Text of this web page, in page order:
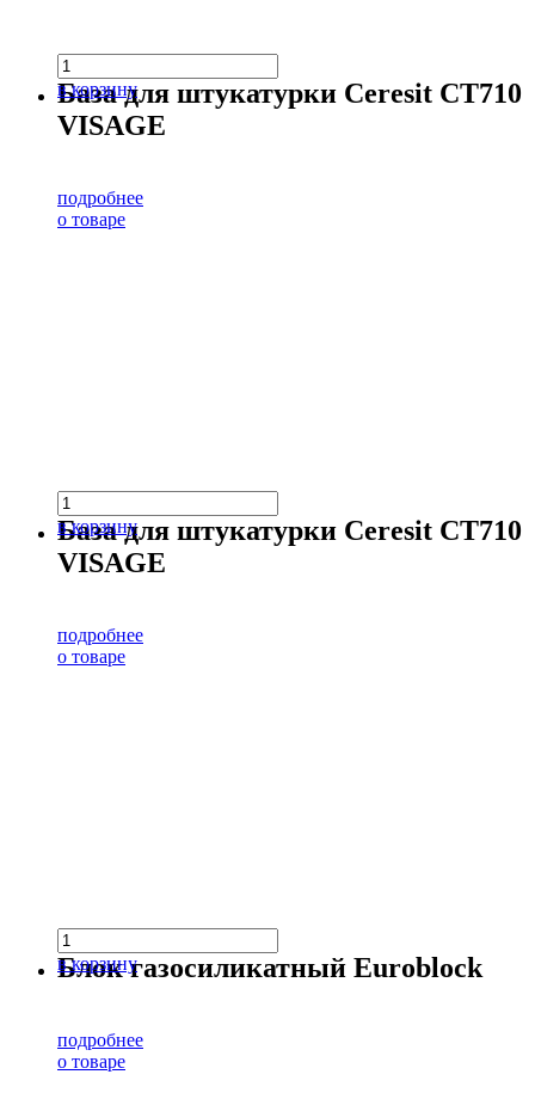
в корзину
База для штукатурки Ceresit CT710
VISAGE
подробнее
о товаре
в корзину
База для штукатурки Ceresit CT710
VISAGE
подробнее
о товаре
в корзину
Блок газосиликатный Euroblock
подробнее
о товаре